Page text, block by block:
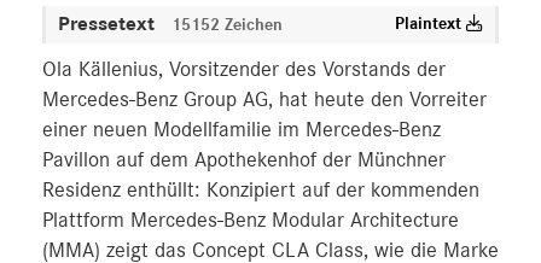
Pressetext 15152 Zeichen Plaintext
Ola Källenius, Vorsitzender des Vorstands der
Mercedes‑Benz Group AG, hat heute den Vorreiter
einer neuen Modellfamilie im Mercedes-Benz
Pavillon auf dem Apothekenhof der Münchner
Residenz enthüllt: Konzipiert auf der kommenden
Plattform Mercedes-Benz Modular Architecture
(MMA) zeigt das Concept CLA Class, wie die Marke